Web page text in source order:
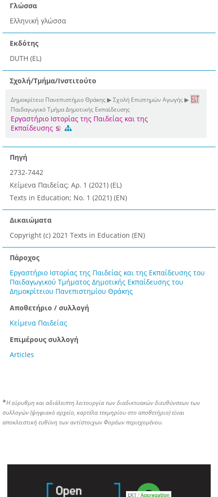
Γλώσσα
Ελληνική γλώσσα
Εκδότης
DUTH (EL)
Σχολή/Τμήμα/Ινστιτούτο
Δημοκρίτειο Πανεπιστήμιο Θράκης ▶ Σχολή Επιστημών Αγωγής ▶
Παιδαγωγικό Τμήμα Δημοτικής Εκπαίδευσης
Εργαστήριο Ιστορίας της Παιδείας και της
Εκπαίδευσης
Πηγή
2732-7442
Κείμενα Παιδείας; Αρ. 1 (2021) (EL)
Texts in Education; No. 1 (2021) (EN)
Δικαιώματα
Copyright (c) 2021 Texts in Education (EN)
Πάροχος
Εργαστήριο Ιστορίας της Παιδείας και της Εκπαίδευσης του
Παιδαγωγικού Τμήματος Δημοτικής Εκπαίδευσης του
Δημοκρίτειου Πανεπιστημίου Θράκης
Αποθετήριο / συλλογή
Κείμενα Παιδείας
Επιμέρους συλλογή
Articles
*Η εύρυθμη και αδιάλειπτη λειτουργία των διαδικτυακών διευθύνσεων των
συλλογών (ψηφιακό αρχείο, καρτέλα τεκμηρίου στο αποθετήριο) είναι
αποκλειστική ευθύνη των αντίστοιχων Φορέων περιεχομένου.